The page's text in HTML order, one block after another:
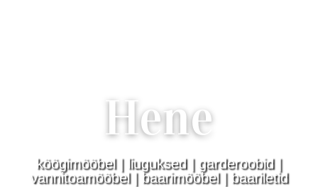
Hene
köögimööbel | liuguksed | garderoobid |
vannitoamööbel | baarimööbel | baariletid